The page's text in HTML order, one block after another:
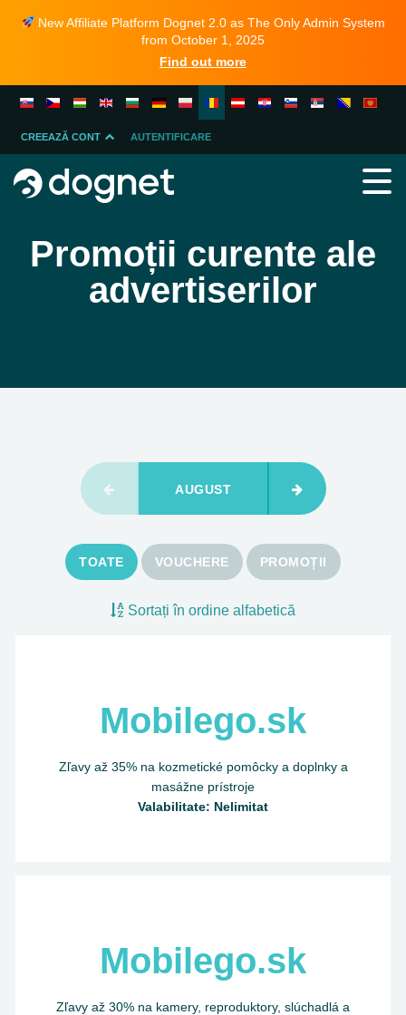
New Affiliate Platform Dognet 2.0 as The Only Admin System
from October 1, 2025
Find out more
CREEAZĂ CONT
ADVERTISER
AUTENTIFICARE
Promoții curente ale
advertiserilor
AUGUST
TOATE VOUCHERE PROMOȚII
Sortați în ordine alfabetică
Mobilego.sk
Zľavy až 35% na kozmetické pomôcky a doplnky a
masážne prístroje
Valabilitate: Nelimitat
Mobilego.sk
Zľavy až 30% na kamery, reproduktory, slúchadlá a